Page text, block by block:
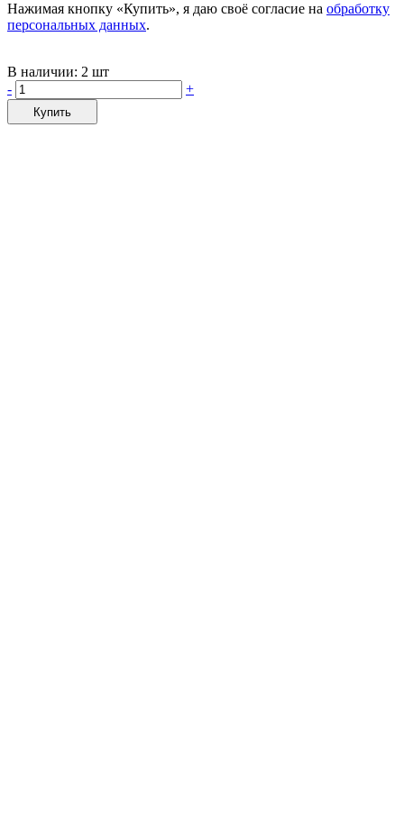
Нажимая кнопку «Купить», я даю своё согласие на обработку
персональных данных.
В наличии: 2 шт
-
+
Купить